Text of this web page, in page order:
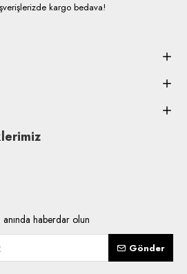
kargo bedava!
haberdar olun
Gönder